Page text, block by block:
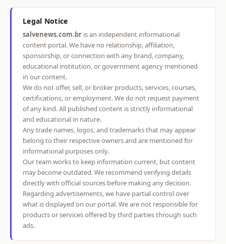
Legal Notice
salvenews.com.br is an independent informational
content portal. We have no relationship, affiliation,
sponsorship, or connection with any brand, company,
educational institution, or government agency mentioned
in our content.
We do not offer, sell, or broker products, services, courses,
certifications, or employment. We do not request payment
of any kind. All published content is strictly informational
and educational in nature.
Any trade names, logos, and trademarks that may appear
belong to their respective owners and are mentioned for
informational purposes only.
Our team works to keep information current, but content
may become outdated. We recommend verifying details
directly with official sources before making any decision.
Regarding advertisements, we have partial control over
what is displayed on our portal. We are not responsible for
products or services offered by third parties through such
ads.